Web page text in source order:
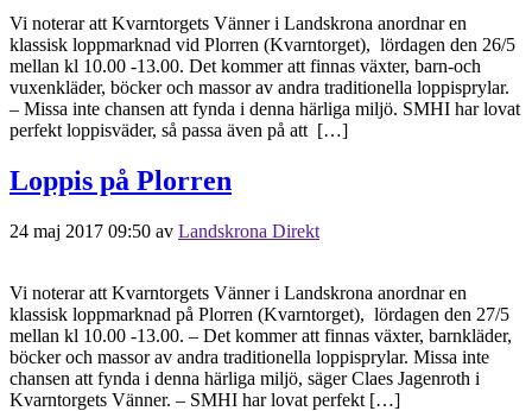
Vi noterar att Kvarntorgets Vänner i Landskrona anordnar en
klassisk loppmarknad vid Plorren (Kvarntorget), lördagen den 26/5
mellan kl 10.00 -13.00. Det kommer att finnas växter, barn-och
vuxenkläder, böcker och massor av andra traditionella loppisprylar.
– Missa inte chansen att fynda i denna härliga miljö. SMHI har lovat
perfekt loppisväder, så passa även på att […]
Loppis på Plorren
24 maj 2017 09:50 av Landskrona Direkt
Vi noterar att Kvarntorgets Vänner i Landskrona anordnar en
klassisk loppmarknad på Plorren (Kvarntorget), lördagen den 27/5
mellan kl 10.00 -13.00. – Det kommer att finnas växter, barnkläder,
böcker och massor av andra traditionella loppisprylar. Missa inte
chansen att fynda i denna härliga miljö, säger Claes Jagenroth i
Kvarntorgets Vänner. – SMHI har lovat perfekt […]